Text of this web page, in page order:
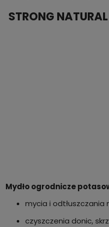
STRONG
Mydło ogrodnicze
mycia i odtłuszczania
czyszczenia donic,